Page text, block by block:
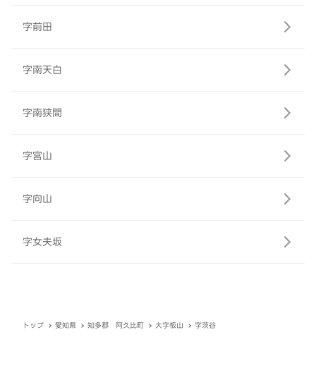
字前田
字南天白
字南狭間
字宮山
字向山
字女夫坂
トップ 愛知県 知多郡 阿久比町 大字板山 字茨谷